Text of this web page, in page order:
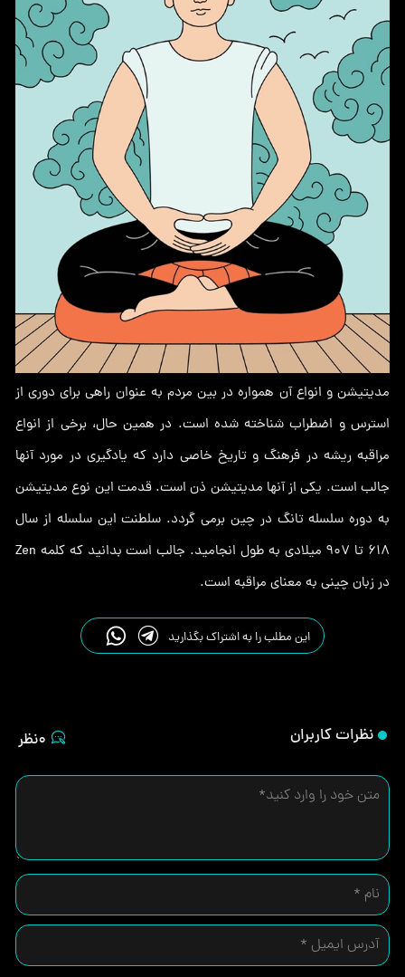
مدیتیشن و انواع آن همواره در بین مردم به عنوان راهی برای دوری از
استرس و اضطراب شناخته شده است. در همین حال، برخی از انواع
مراقبه ریشه در فرهنگ و تاریخ خاصی دارد که یادگیری در مورد آنها
جالب است. یکی از آنها مدیتیشن ذن است. قدمت این نوع مدیتیشن
به دوره سلسله تانگ در چین برمی گردد. سلطنت این سلسله از سال
618 تا 907 میلادی به طول انجامید. جالب است بدانید که کلمه Zen
در زبان چینی به معنای مراقبه است.
این مطلب را به اشتراک بگذارید
نظرات کاربران 0نظر